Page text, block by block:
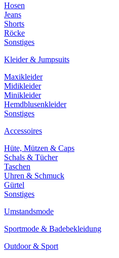
Hosen
Jeans
Shorts
Röcke
Sonstiges
Kleider & Jumpsuits
Maxikleider
Midikleider
Minikleider
Hemdblusenkleider
Sonstiges
Accessoires
Hüte, Mützen & Caps
Schals & Tücher
Taschen
Uhren & Schmuck
Gürtel
Sonstiges
Umstandsmode
Sportmode & Badebekleidung
Outdoor & Sport